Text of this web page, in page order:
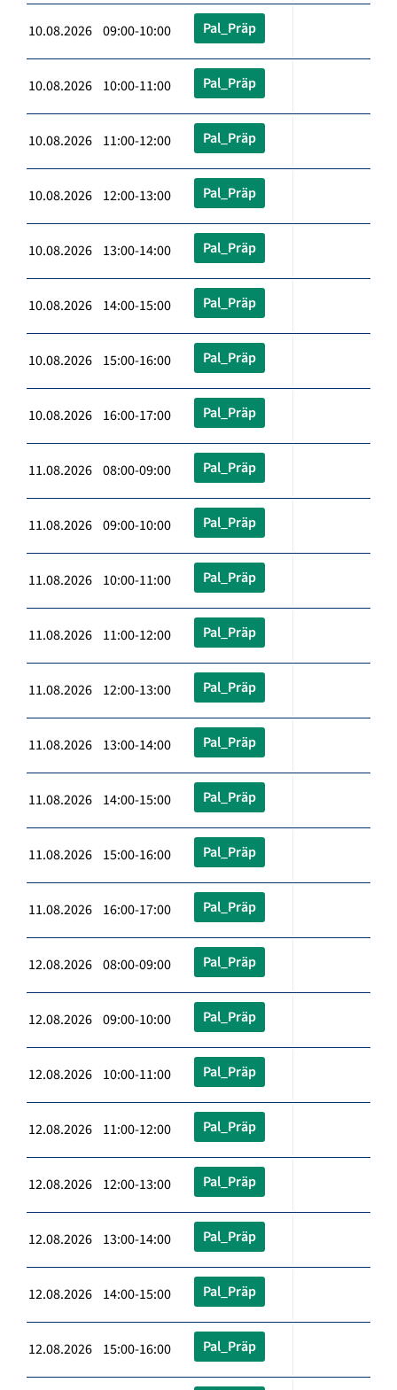
10.08.2026 09:00-10:00 Pal_Präp
10.08.2026 10:00-11:00 Pal_Präp
10.08.2026 11:00-12:00 Pal_Präp
10.08.2026 12:00-13:00 Pal_Präp
10.08.2026 13:00-14:00 Pal_Präp
10.08.2026 14:00-15:00 Pal_Präp
10.08.2026 15:00-16:00 Pal_Präp
10.08.2026 16:00-17:00 Pal_Präp
11.08.2026 08:00-09:00 Pal_Präp
11.08.2026 09:00-10:00 Pal_Präp
11.08.2026 10:00-11:00 Pal_Präp
11.08.2026 11:00-12:00 Pal_Präp
11.08.2026 12:00-13:00 Pal_Präp
11.08.2026 13:00-14:00 Pal_Präp
11.08.2026 14:00-15:00 Pal_Präp
11.08.2026 15:00-16:00 Pal_Präp
11.08.2026 16:00-17:00 Pal_Präp
12.08.2026 08:00-09:00 Pal_Präp
12.08.2026 09:00-10:00 Pal_Präp
12.08.2026 10:00-11:00 Pal_Präp
12.08.2026 11:00-12:00 Pal_Präp
12.08.2026 12:00-13:00 Pal_Präp
12.08.2026 13:00-14:00 Pal_Präp
12.08.2026 14:00-15:00 Pal_Präp
12.08.2026 15:00-16:00 Pal_Präp